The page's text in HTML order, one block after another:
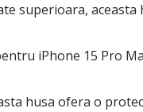
superioara,
iPhone 15 Pro
husa ofera o